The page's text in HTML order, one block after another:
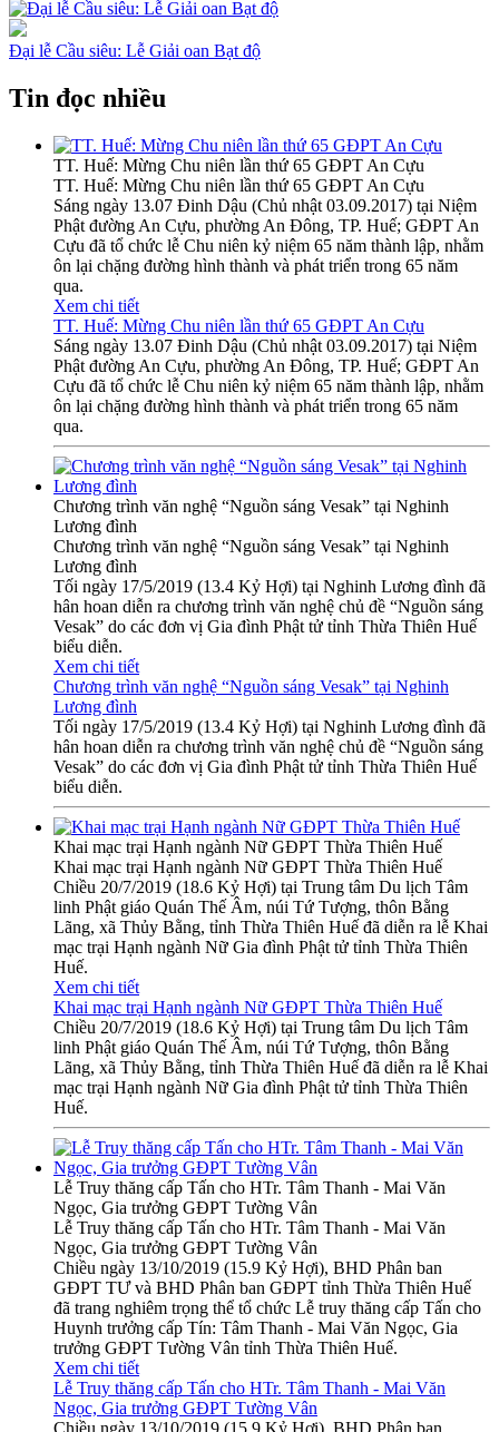
Đại lễ Cầu siêu: Lễ Giải oan Bạt độ
Tin đọc nhiều
TT. Huế: Mừng Chu niên lần thứ 65 GĐPT An Cựu
TT. Huế: Mừng Chu niên lần thứ 65 GĐPT An Cựu
Sáng ngày 13.07 Đinh Dậu (Chủ nhật 03.09.2017) tại Niệm
Phật đường An Cựu, phường An Đông, TP. Huế; GĐPT An
Cựu đã tổ chức lễ Chu niên kỷ niệm 65 năm thành lập, nhằm
ôn lại chặng đường hình thành và phát triển trong 65 năm
qua.
Xem chi tiết
TT. Huế: Mừng Chu niên lần thứ 65 GĐPT An Cựu
Sáng ngày 13.07 Đinh Dậu (Chủ nhật 03.09.2017) tại Niệm
Phật đường An Cựu, phường An Đông, TP. Huế; GĐPT An
Cựu đã tổ chức lễ Chu niên kỷ niệm 65 năm thành lập, nhằm
ôn lại chặng đường hình thành và phát triển trong 65 năm
qua.
Chương trình văn nghệ “Nguồn sáng Vesak” tại Nghinh
Lương đình
Chương trình văn nghệ “Nguồn sáng Vesak” tại Nghinh
Lương đình
Tối ngày 17/5/2019 (13.4 Kỷ Hợi) tại Nghinh Lương đình đã
hân hoan diễn ra chương trình văn nghệ chủ đề “Nguồn sáng
Vesak” do các đơn vị Gia đình Phật tử tỉnh Thừa Thiên Huế
biểu diễn.
Xem chi tiết
Chương trình văn nghệ “Nguồn sáng Vesak” tại Nghinh
Lương đình
Tối ngày 17/5/2019 (13.4 Kỷ Hợi) tại Nghinh Lương đình đã
hân hoan diễn ra chương trình văn nghệ chủ đề “Nguồn sáng
Vesak” do các đơn vị Gia đình Phật tử tỉnh Thừa Thiên Huế
biểu diễn.
Khai mạc trại Hạnh ngành Nữ GĐPT Thừa Thiên Huế
Khai mạc trại Hạnh ngành Nữ GĐPT Thừa Thiên Huế
Chiều 20/7/2019 (18.6 Kỷ Hợi) tại Trung tâm Du lịch Tâm
linh Phật giáo Quán Thế Âm, núi Tứ Tượng, thôn Bằng
Lãng, xã Thủy Bằng, tỉnh Thừa Thiên Huế đã diễn ra lễ Khai
mạc trại Hạnh ngành Nữ Gia đình Phật tử tỉnh Thừa Thiên
Huế.
Xem chi tiết
Khai mạc trại Hạnh ngành Nữ GĐPT Thừa Thiên Huế
Chiều 20/7/2019 (18.6 Kỷ Hợi) tại Trung tâm Du lịch Tâm
linh Phật giáo Quán Thế Âm, núi Tứ Tượng, thôn Bằng
Lãng, xã Thủy Bằng, tỉnh Thừa Thiên Huế đã diễn ra lễ Khai
mạc trại Hạnh ngành Nữ Gia đình Phật tử tỉnh Thừa Thiên
Huế.
Lễ Truy thăng cấp Tấn cho HTr. Tâm Thanh - Mai Văn
Ngọc, Gia trưởng GĐPT Tường Vân
Lễ Truy thăng cấp Tấn cho HTr. Tâm Thanh - Mai Văn
Ngọc, Gia trưởng GĐPT Tường Vân
Chiều ngày 13/10/2019 (15.9 Kỷ Hợi), BHD Phân ban
GĐPT TƯ và BHD Phân ban GĐPT tỉnh Thừa Thiên Huế
đã trang nghiêm trọng thể tổ chức Lễ truy thăng cấp Tấn cho
Huynh trưởng cấp Tín: Tâm Thanh - Mai Văn Ngọc, Gia
trưởng GĐPT Tường Vân tỉnh Thừa Thiên Huế.
Xem chi tiết
Lễ Truy thăng cấp Tấn cho HTr. Tâm Thanh - Mai Văn
Ngọc, Gia trưởng GĐPT Tường Vân